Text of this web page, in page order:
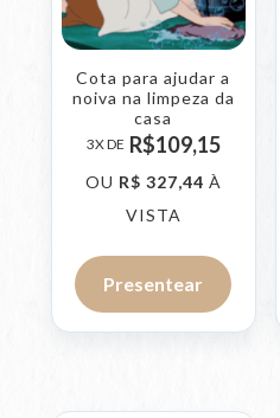
Cota para ajudar a
noiva na limpeza da
casa
3X DE R$109,15
OU R$ 327,44 À
VISTA
Presentear